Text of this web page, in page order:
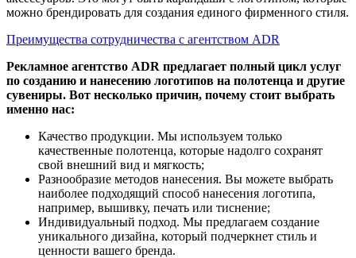
можно брендировать для создания единого фирменного стиля.
Преимущества сотрудничества с агентством ADR
Рекламное агентство ADR предлагает полный цикл услуг
по созданию и нанесению логотипов на полотенца и другие
сувениры. Вот несколько причин, почему стоит выбрать
именно нас:
Качество продукции. Мы используем только
качественные полотенца, которые надолго сохранят
свой внешний вид и мягкость;
Разнообразие методов нанесения. Вы можете выбрать
наиболее подходящий способ нанесения логотипа,
например, вышивку, печать или тиснение;
Индивидуальный подход. Мы предлагаем создание
уникального дизайна, который подчеркнет стиль и
ценности вашего бренда.